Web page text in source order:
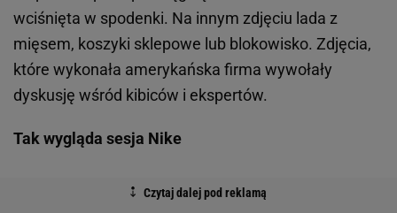
wciśnięta w spodenki. Na innym zdjęciu lada z
mięsem, koszyki sklepowe lub blokowisko. Zdjęcia,
które wykonała amerykańska firma wywołały
dyskusję wśród kibiców i ekspertów.
Tak wygląda sesja Nike